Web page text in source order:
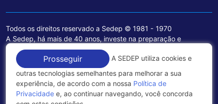
Todos os direitos reservado a Sedep © 1981 - 1970
A Sedep, há mais de 40 anos, investe na preparação e
treinamento de funcionários e na aquisição de tecnologia de
ponta para a ampliação de seu portfólio de serviços voltados
para a área jurídica, que contemplam informações seguras e
excelentes soluções empresariais.
Política de Privacidade
Prosseguir
A SEDEP utiliza cookies e
outras tecnologias semelhantes para melhorar a sua
experiência, de acordo com a nossa Política de
Privacidade e, ao continuar navegando, você concorda